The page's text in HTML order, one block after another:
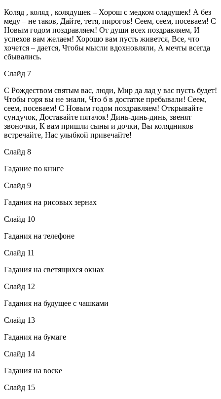
Коляд , коляд , колядушек – Хорош с медком оладушек! А без
меду – не таков, Дайте, тетя, пирогов! Сеем, сеем, посеваем! С
Новым годом поздравляем! От души всех поздравляем, И
успехов вам желаем! Хорошо вам пусть живется, Все, что
хочется – дается, Чтобы мысли вдохновляли, А мечты всегда
сбывались.
Слайд 7
С Рождеством святым вас, люди, Мир да лад у вас пусть будет!
Чтобы горя вы не знали, Что б в достатке пребывали! Сеем,
сеем, посеваем! С Новым годом поздравляем! Открывайте
сундучок, Доставайте пятачок! Динь-динь-динь, звенят
звоночки, К вам пришли сыны и дочки, Вы колядников
встречайте, Нас улыбкой привечайте!
Слайд 8
Гадание по книге
Слайд 9
Гадания на рисовых зернах
Слайд 10
Гадания на телефоне
Слайд 11
Гадания на светящихся окнах
Слайд 12
Гадания на будущее с чашками
Слайд 13
Гадания на бумаге
Слайд 14
Гадания на воске
Слайд 15